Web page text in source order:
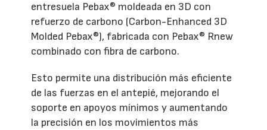
entresuela Pebax® moldeada en 3D con
refuerzo de carbono (Carbon-Enhanced 3D
Molded Pebax®), fabricada con Pebax® Rnew
combinado con fibra de carbono.
Esto permite una distribución más eficiente
de las fuerzas en el antepié, mejorando el
soporte en apoyos mínimos y aumentando
la precisión en los movimientos más